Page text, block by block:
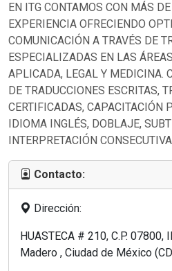
EN ITG CONTAMOS CON MÁS
EXPERIENCIA OFRECIENDO
COMUNICACIÓN A TRAVÉS DE
ESPECIALIZADAS EN LAS
APLICADA, LEGAL Y MEDICINA.
DE TRADUCCIONES ESCRITAS,
CERTIFICADAS, CAPACITACIÓN
IDIOMA INGLÉS, DOBLAJE,
INTERPRETACIÓN
Contacto:
Dirección:
HUASTECA # 210, C.P. 07800,
Madero , Ciudad de México